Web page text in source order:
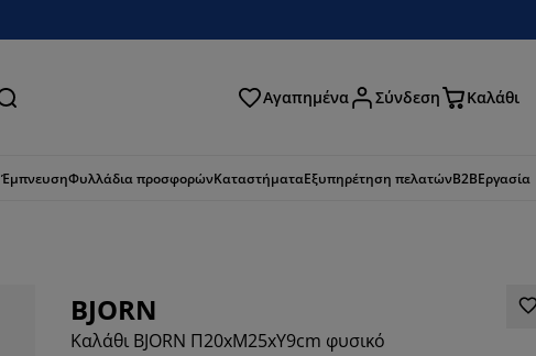
Αναζήτηση Αγαπημένα Σύνδεση Καλάθι
ΈμπνευσηΦυλλάδια προσφορώνΚαταστήματαΕξυπηρέτηση πελατώνB2BΕργασία
BJORN
Καλάθι BJORN Π20xΜ25xΥ9cm φυσικό